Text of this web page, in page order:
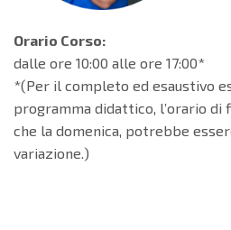
Orario Corso:
dalle ore 10:00 alle ore 17:00*
*(Per il completo ed esaustivo
programma didattico, l’orario di
che la domenica, potrebbe
variazione.)